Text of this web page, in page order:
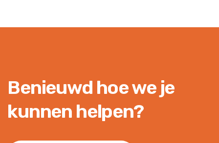
Benieuwd hoe we je
kunnen helpen?